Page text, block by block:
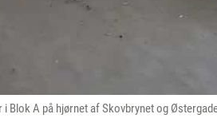
Blok A på hjørnet af Skovbrynet og